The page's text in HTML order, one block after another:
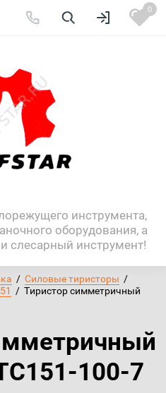
0
инструмента,
оборудования, а
слесарный инструмент!
  /
Силовые тиристоры
  /  Тиристор симметричный
100-7